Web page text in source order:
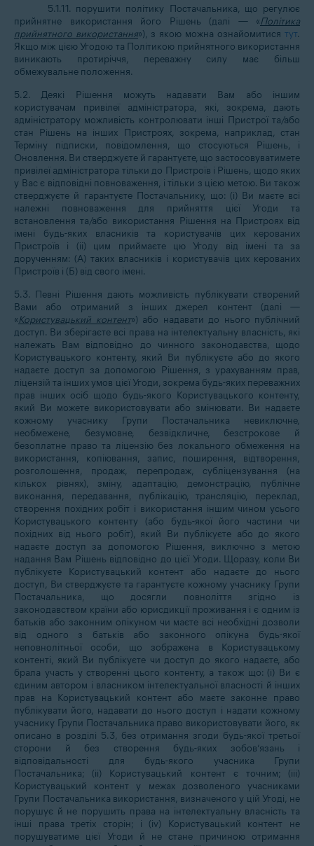
5.1.11. порушити політику Постачальника, що регулює
прийнятне використання його Рішень (далі — «Політика
прийнятного використання»), з якою можна ознайомитися тут.
Якщо між цією Угодою та Політикою прийнятного використання
виникають протиріччя, переважну силу має більш
обмежувальне положення.
5.2. Деякі Рішення можуть надавати Вам або іншим
користувачам привілеї адміністратора, які, зокрема, дають
адміністратору можливість контролювати інші Пристрої та/або
стан Рішень на інших Пристроях, зокрема, наприклад, стан
Терміну підписки, повідомлення, що стосуються Рішень, і
Оновлення. Ви стверджуєте й гарантуєте, що застосовуватимете
привілеї адміністратора тільки до Пристроїв і Рішень, щодо яких
у Вас є відповідні повноваження, і тільки з цією метою. Ви також
стверджуєте й гарантуєте Постачальнику, що: (i) Ви маєте всі
належні повноваження для прийняття цієї Угоди та
встановлення та/або використання Рішення на Пристроях від
імені будь-яких власників та користувачів цих керованих
Пристроїв і (ii) цим приймаєте цю Угоду від імені та за
дорученням: (A) таких власників і користувачів цих керованих
Пристроїв і (Б) від свого імені.
5.3. Певні Рішення дають можливість публікувати створений
Вами або отриманий з інших джерел контент (далі —
«Користувацький контент») або надавати до нього публічний
доступ. Ви зберігаєте всі права на інтелектуальну власність, які
належать Вам відповідно до чинного законодавства, щодо
Користувацького контенту, який Ви публікуєте або до якого
надаєте доступ за допомогою Рішення, з урахуванням прав,
ліцензій та інших умов цієї Угоди, зокрема будь-яких переважних
прав інших осіб щодо будь-якого Користувацького контенту,
який Ви можете використовувати або змінювати. Ви надаєте
кожному учаснику Групи Постачальника невиключне,
необмежене, безумовне, безвідкличне, безстрокове й
безоплатне право та ліцензію без локального обмеження на
використання, копіювання, запис, поширення, відтворення,
розголошення, продаж, перепродаж, субліцензування (на
кількох рівнях), зміну, адаптацію, демонстрацію, публічне
виконання, передавання, публікацію, трансляцію, переклад,
створення похідних робіт і використання іншим чином усього
Користувацького контенту (або будь-якої його частини чи
похідних від нього робіт), який Ви публікуєте або до якого
надаєте доступ за допомогою Рішення, виключно з метою
надання Вам Рішень відповідно до цієї Угоди. Щоразу, коли Ви
публікуєте Користувацький контент або надаєте до нього
доступ, Ви стверджуєте та гарантуєте кожному учаснику Групи
Постачальника, що досягли повноліття згідно із
законодавством країни або юрисдикції проживання і є одним із
батьків або законним опікуном чи маєте всі необхідні дозволи
від одного з батьків або законного опікуна будь-якої
неповнолітньої особи, що зображена в Користувацькому
контенті, який Ви публікуєте чи доступ до якого надаєте, або
брала участь у створенні цього контенту, а також що: (i) Ви є
єдиним автором і власником інтелектуальної власності й інших
прав на Користувацький контент або маєте законне право
публікувати його, надавати до нього доступ і надати кожному
учаснику Групи Постачальника право використовувати його, як
описано в розділі 5.3, без отримання згоди будь-якої третьої
сторони й без створення будь-яких зобов’язань і
відповідальності для будь-якого учасника Групи
Постачальника; (ii) Користувацький контент є точним; (iii)
Користувацький контент у межах дозволеного учасниками
Групи Постачальника використання, визначеного у цій Угоді, не
порушує й не порушить права на інтелектуальну власність та
інші права третіх сторін; і (iv) Користувацький контент не
порушуватиме цієї Угоди й не стане причиною отримання